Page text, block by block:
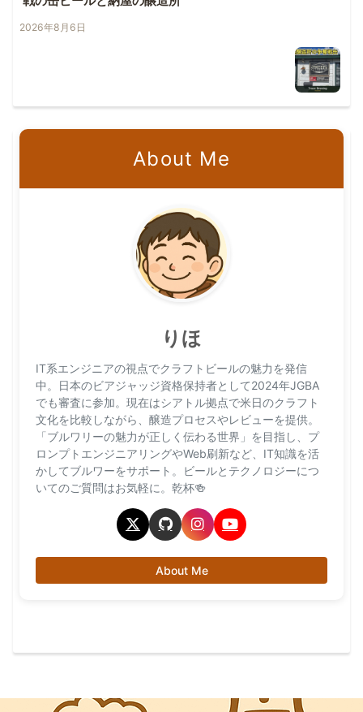
2026年8月6日
About Me
りほ
IT系エンジニアの視点でクラフトビールの魅力を発信
中。日本のビアジャッジ資格保持者として2024年JGBA
でも審査に参加。現在はシアトル拠点で米日のクラフト
文化を比較しながら、醸造プロセスやレビューを提供。
「ブルワリーの魅力が正しく伝わる世界」を目指し、プ
ロンプトエンジニアリングやWeb刷新など、IT知識を活
かしてブルワーをサポート。ビールとテクノロジーにつ
いてのご質問はお気軽に。乾杯🍻
About Me